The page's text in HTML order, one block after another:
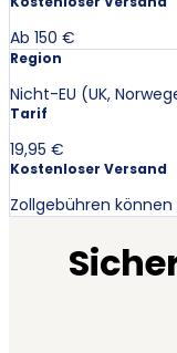
Ab 150 €
Region
Nicht-EU (UK,
Tarif
19,95 €
Kostenloser Versand
Zollgebühren